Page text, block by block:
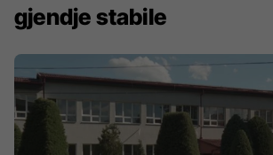
gjendje stabile